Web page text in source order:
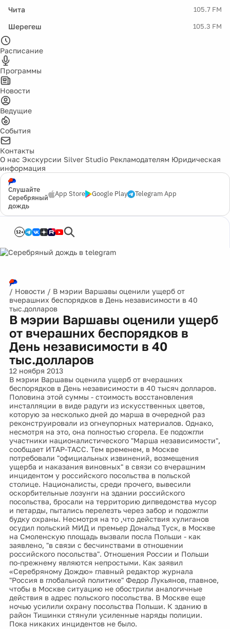
Чита 105.7 FM
Шерегеш 105.3 FM
Расписание
Программы
Новости
Ведущие
События
Контакты
О нас Экскурсии Silver Studio Рекламодателям Юридическая
информация
Слушайте
Серебряный
дождь
App Store Google Play Telegram App
12+
/ Новости / В мэрии Варшавы оценили ущерб от
вчерашних беспорядков в День независимости в 40
тыс.долларов
В мэрии Варшавы оценили ущерб
от вчерашних беспорядков в
День независимости в 40
тыс.долларов
12 ноября 2013
В мэрии Варшавы оценила ущерб от вчерашних
беспорядков в День независимости в 40 тысяч долларов.
Половина этой суммы - стоимость восстановления
инсталляции в виде радуги из искусственных цветов,
которую за несколько дней до марша в очередной раз
реконструировали из огнеупорных материалов. Однако,
несмотря на это, она полностью сгорела. Ее подожгли
участники националистического "Марша независимости",
сообщает ИТАР-ТАСС. Тем временем, в Москве
потребовали "официальных извинений, возмещения
ущерба и наказания виновных" в связи со вчерашним
инцидентом у российского посольства в польской
столице. Националисты, среди прочего, вывесили
оскорбительные лозунги на здании российского
посольства, бросали на территорию дипведомства мусор
и петарды, пытались перелезть через забор и подожгли
будку охраны. Несмотря на то ,что действия хулиганов
осудил польский МИД и премьер Дональд Туск, в Москве
на Смоленскую площадь вызвали посла Польши - как
заявлено, "в связи с бесчинствами в отношении
российского посольства". Отношения России и Польши
по-прежнему являются непростыми. Как заявил
«Серебряному Дождю» главный редактор журнала
"Россия в глобальной политике" Федор Лукьянов, главное,
чтобы в Москве ситуацию не обострили аналогичные
действия в адрес польского посольства. В Москве еще
ночью усилили охрану посольства Польши. К зданию в
район Тишинки стянули усиленные наряды полиции.
Пока никаких инцидентов не было.